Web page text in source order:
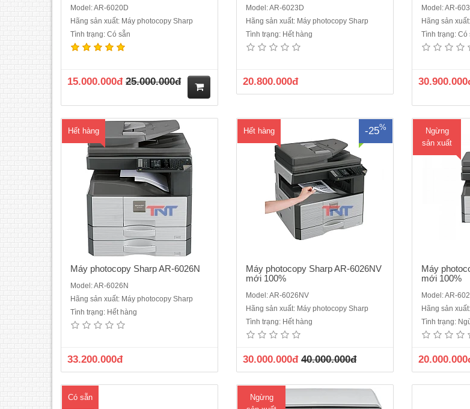
Model: AR-6020D
Hãng sản xuất: Máy photocopy Sharp
Tình trạng: Có sẵn
15.000.000đ 25.000.000đ
Model: AR-6023D
Hãng sản xuất: Máy photocopy Sharp
Tình trạng: Hết hàng
20.800.000đ
Model: AR-
Hãng sản
Tình trạng: Có
Hết hàng
Máy photocopy Sharp AR-6026N- Chức
năng chính : Copy- in mạng- scan màu-
trong máy- Độ phân giải : 600x600dpi,
Chia bộ điện tử lắp sẵn- Khổ giấy: Max
Máy photocopy Sharp AR-6026N
Model: AR-6026N
Hãng sản xuất: Máy photocopy Sharp
Tình trạng: Hết hàng
33.200.000đ
Hết hàng -25%
Máy photocopy Sharp AR-6026NV mới
100%Chức năng chuẩn: copy, in mạng,
giấy tiêu chuẩn: 500 tờ x 2 khayKhay giấy
Máy photocopy Sharp AR-6026NV
mới 100%
Model: AR-6026NV
Hãng sản xuất: Máy photocopy Sharp
Tình trạng: Hết hàng
30.000.000đ 40.000.000đ
Ngừng
sản xuất
Máy
100%•
• Bộ phận
Máy
mới 100%
Model: AR-
Hãng sản
Tình trạng:
Có sẵn
Chức năng cơ bản: Copy - In mạng -
Scan màu- in 2 mặt tự động• Sao
chụp/in kỹ thuật số (SOPM)• Tốc độ
Ngừng
Máy photocopy Sharp AR-6023NV mới
100%Chức năng cơ bản: Copy - In mạng
- Scan màu- in 2 mặt tự động• Sao
chụp/in kỹ thuật số (SOPM)• Tốc độ
mạng : 23 bản/phút A..
Máy
100%Chức
chụp/in kỹ
mạng: 24
400%Màn